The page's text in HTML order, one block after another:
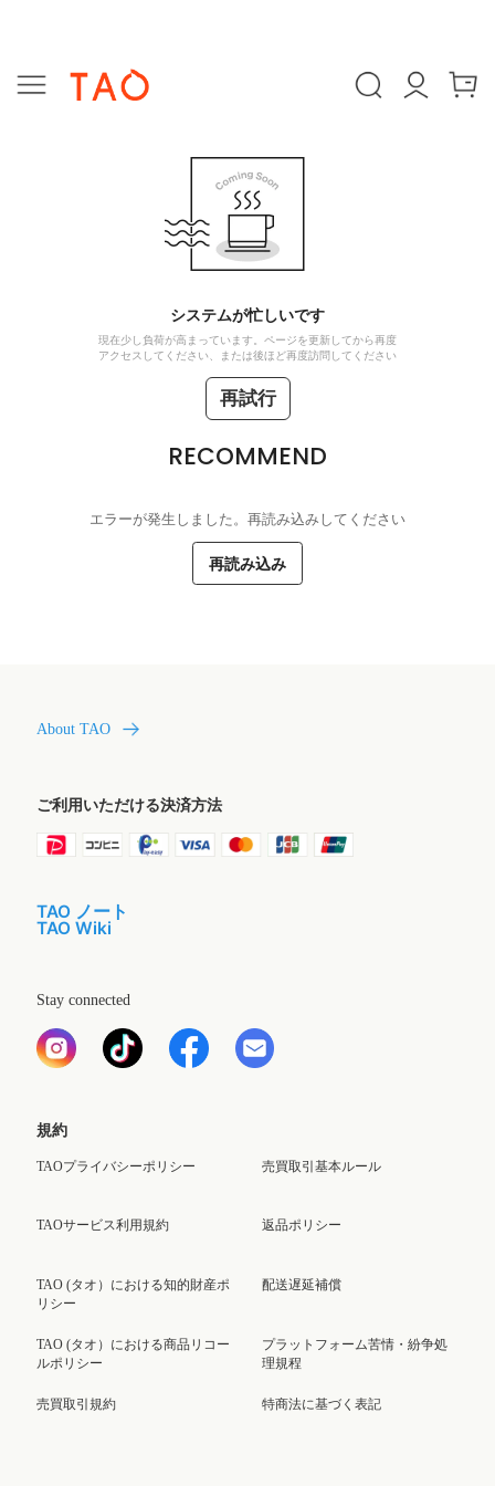
システムが忙しいです
現在少し負荷が高まっています。ページを更新してから再度
アクセスしてください、または後ほど再度訪問してください
再試行
RECOMMEND
エラーが発生しました。再読み込みしてください
再読み込み
About TAO
ご利用いただける決済方法
TAO ノート
TAO Wiki
Stay connected
規約
TAOプライバシーポリシー
TAOサービス利用規約
TAO (タオ）における知的財産ポ
リシー
TAO (タオ）における商品リコー
ルポリシー
売買取引規約
売買取引基本ルール
返品ポリシー
配送遅延補償
プラットフォーム苦情・紛争処
理規程
特商法に基づく表記